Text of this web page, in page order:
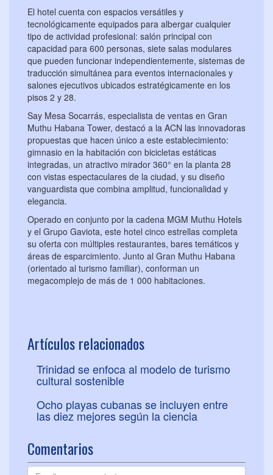
El hotel cuenta con espacios versátiles y
tecnológicamente equipados para albergar cualquier
tipo de actividad profesional: salón principal con
capacidad para 600 personas, siete salas modulares
que pueden funcionar independientemente, sistemas de
traducción simultánea para eventos internacionales y
salones ejecutivos ubicados estratégicamente en los
pisos 2 y 28.
Say Mesa Socarrás, especialista de ventas en Gran
Muthu Habana Tower, destacó a la ACN las innovadoras
propuestas que hacen único a este establecimiento:
gimnasio en la habitación con bicicletas estáticas
integradas, un atractivo mirador 360° en la planta 28
con vistas espectaculares de la ciudad, y su diseño
vanguardista que combina amplitud, funcionalidad y
elegancia.
Operado en conjunto por la cadena MGM Muthu Hotels
y el Grupo Gaviota, este hotel cinco estrellas completa
su oferta con múltiples restaurantes, bares temáticos y
áreas de esparcimiento. Junto al Gran Muthu Habana
(orientado al turismo familiar), conforman un
megacomplejo de más de 1 000 habitaciones.
Artículos relacionados
Trinidad se enfoca al modelo de turismo
cultural sostenible
Ocho playas cubanas se incluyen entre
las diez mejores según la ciencia
Comentarios